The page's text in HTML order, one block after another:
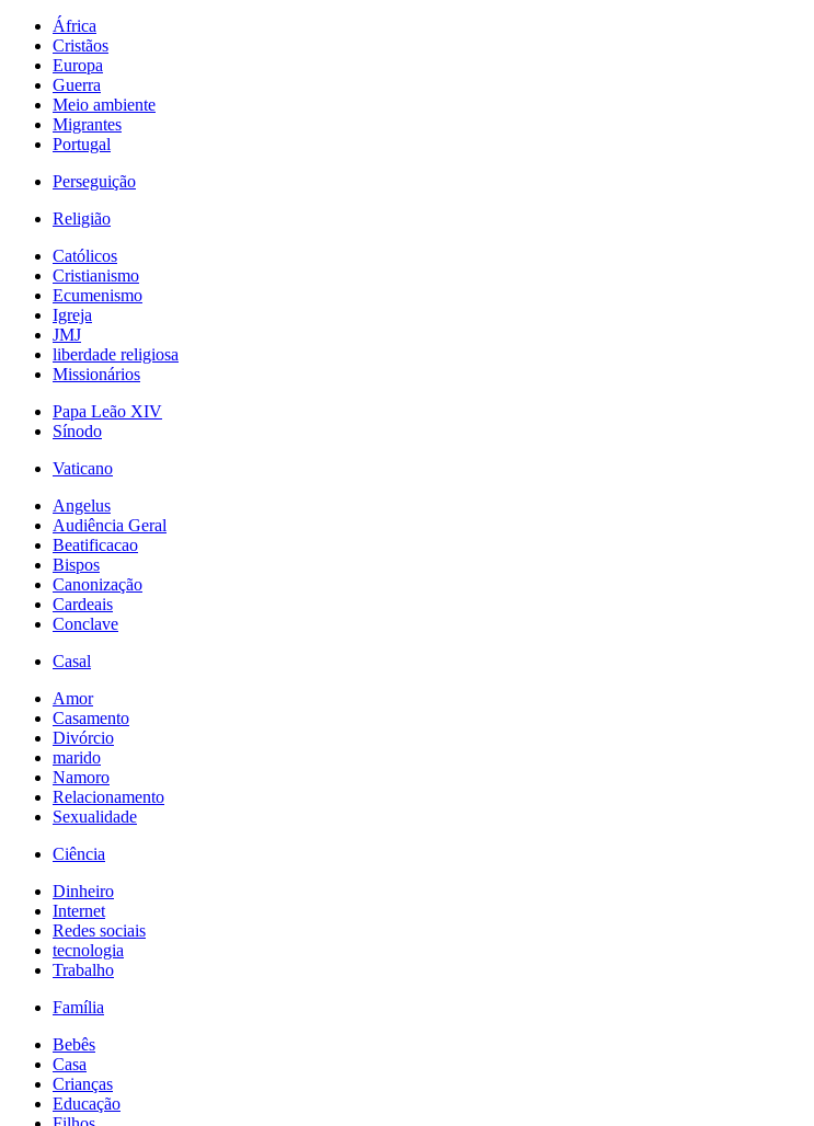
África
Cristãos
Europa
Guerra
Meio ambiente
Migrantes
Portugal
Perseguição
Religião
Católicos
Cristianismo
Ecumenismo
Igreja
JMJ
liberdade religiosa
Missionários
Papa Leão XIV
Sínodo
Vaticano
Angelus
Audiência Geral
Beatificacao
Bispos
Canonização
Cardeais
Conclave
Casal
Amor
Casamento
Divórcio
marido
Namoro
Relacionamento
Sexualidade
Ciência
Dinheiro
Internet
Redes sociais
tecnologia
Trabalho
Família
Bebês
Casa
Crianças
Educação